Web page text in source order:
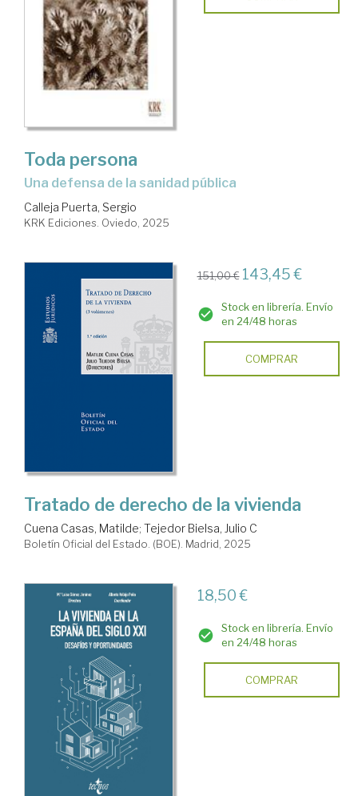
Toda persona
Una defensa de la sanidad pública
Calleja Puerta, Sergio
KRK Ediciones. Oviedo, 2025
151,00 € 143,45 €
Stock en librería. Envío
en 24/48 horas
COMPRAR
Tratado de derecho de la vivienda
Cuena Casas, Matilde; Tejedor Bielsa, Julio C
Boletín Oficial del Estado. (BOE). Madrid, 2025
18,50 €
Stock en librería. Envío
en 24/48 horas
COMPRAR